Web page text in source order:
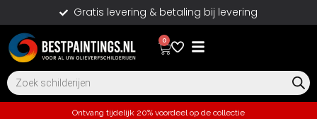
Gratis levering & betaling bij levering
0
Ontvang tijdelijk 20% voordeel op de collectie